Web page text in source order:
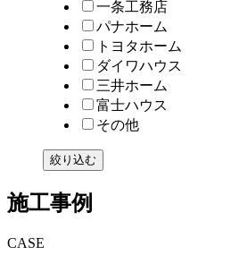
一条工務店
パナホーム
トヨタホーム
ダイワハウス
三井ホーム
富士ハウス
その他
絞り込む
施工事例
CASE